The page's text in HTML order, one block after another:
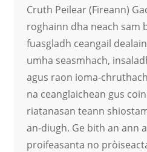
Cruth Peilear (Fireann)
roghainn dha neach sam
fuasgladh ceangail
umha seasmhach,
agus raon ioma-
na ceanglaichean gus
riatanasan teann
an-diugh. Ge bith an ann
proifeasanta no